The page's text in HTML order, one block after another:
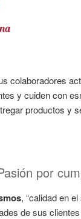
colaboradores
y cuiden con
productos y
por
, “calidad en
de sus